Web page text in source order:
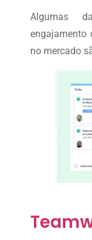
Algumas
engajamento
no mercado